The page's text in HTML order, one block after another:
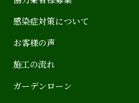
感染症対策について
お客様の声
施工の流れ
ガーデンローン